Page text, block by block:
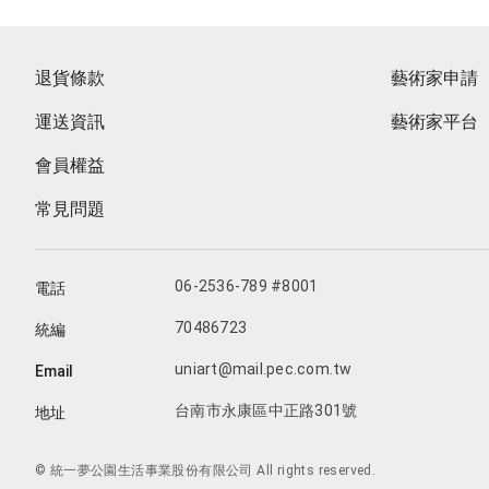
退貨條款
運送資訊
會員權益
常見問題
藝術家申請
藝術家平台
電話 06-2536-789 #8001
統編 70486723
Email uniart@mail.pec.com.tw
地址 台南市永康區中正路301號
© 統一夢公園生活事業股份有限公司 All rights reserved.